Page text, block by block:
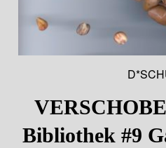
Bibliothek #9